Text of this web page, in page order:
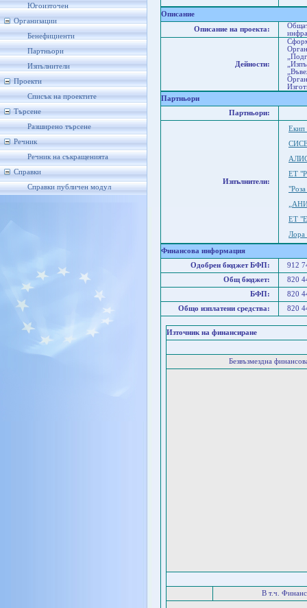
Югоизточен
Организации
Бенефициенти
Партньори
Изпълнители
Проекти
Списък на проектите
Търсене
Разширено търсене
Речник
Речник на съкращенията
Справки
Справки публичен модул
Описание
Описание на проекта:
Дейности:
Партньори
Партньори:
Изпълнители:
Екип
ЕТ
ЕТ
Лора
Финансова информация
Одобрен бюджет БФП:
912
Общ бюджет:
820
БФП:
820
Общо изплатени средства:
820
Източник на финансиране
Безвъзмездна
В т.ч.